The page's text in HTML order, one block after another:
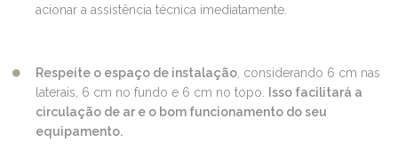
acionar a assistência técnica imediatamente.
Respeite o espaço de instalação , considerando 6 cm nas
laterais, 6 cm no fundo e 6 cm no topo. Isso facilitará a
circulação de ar e o bom funcionamento do seu
equipamento.